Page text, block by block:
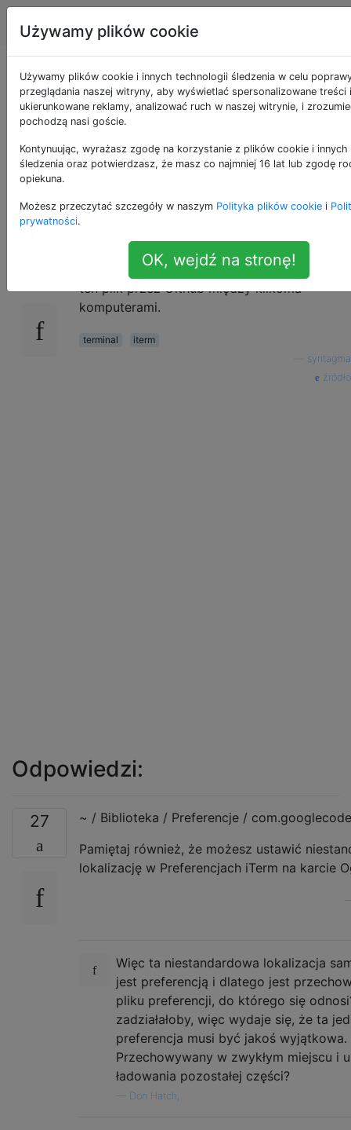
Apple Tagi
Gdzie iTerm
przechowuje
preferencje
użytkownika?
Gdzie dokładnie znajduje się plik preferencji
użytkownika iTerm? Chcę zsynchronizować
ten plik przez Github między kilkoma
komputerami.
terminal
iterm
syntagma
źródło
Odpowiedzi:
27
~ / Biblioteka / Preferencje /
Pamiętaj również, że możesz ustawić
lokalizację w Preferencjach iTerm na karcie
Więc ta niestandardowa lokalizacja
jest preferencją i dlatego jest
pliku preferencji, do którego się
zadziałałoby, więc wydaje się, że ta
preferencja musi być jakoś wyjątkowa.
Przechowywany w zwykłym miejscu i
ładowania pozostałej części?
Don Hatch,
Używamy plików cookie
Używamy plików cookie i innych technologii śledzenia w celu
przeglądania naszej witryny, aby wyświetlać spersonalizowane treści i
ukierunkowane reklamy, analizować ruch w naszej witrynie, i
pochodzą nasi goście.
Kontynuując, wyrażasz zgodę na korzystanie z plików cookie i
śledzenia oraz potwierdzasz, że masz co najmniej 16 lat lub zgodę
opiekuna.
Możesz przeczytać szczegóły w naszym Polityka plików cookie i
prywatności.
OK, wejdź na stronę!